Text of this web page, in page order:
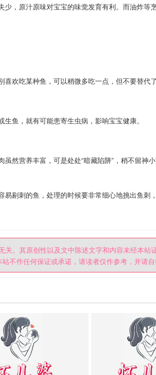
，原汁原味对宝宝的味觉发育有利。而油炸等
吃某种鱼，可以稍微多吃一点，但不要替代了
鱼，就有可能患寄生虫病，影响宝宝健康。
营养丰富，可是处处“暗藏陷阱”，稍不留神
剔刺的鱼，处理的时候要非常细心地挑出鱼刺
关。其原创性以及文中陈述文字和内容未经本站
不作任何保证或承诺，请读者仅作参考，并请自